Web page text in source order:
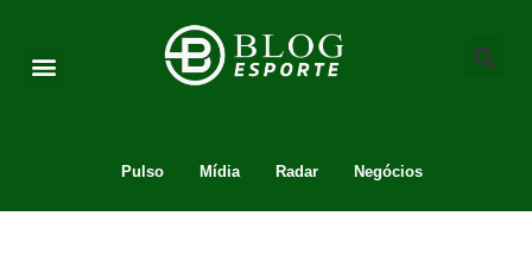
Pulso Mídia Radar Negócios